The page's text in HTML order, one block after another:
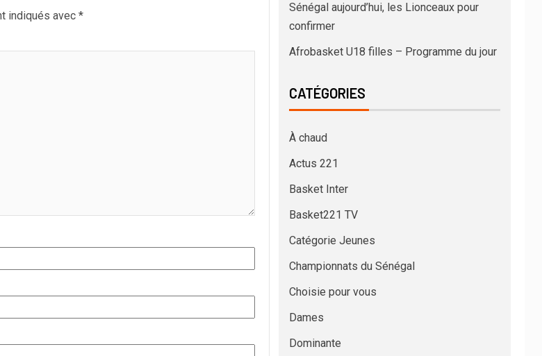
indiqués avec *
Sénégal aujourd’hui, les Lionceaux pour
confirmer
Afrobasket U18 filles – Programme du jour
CATÉGORIES
À chaud
Actus 221
Basket Inter
Basket221 TV
Catégorie Jeunes
Championnats du Sénégal
Choisie pour vous
Dames
Dominante